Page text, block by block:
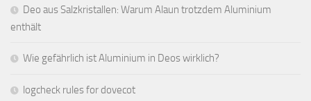
Deo aus Salzkristallen: Warum Alaun trotzdem Aluminium
enthält
Wie gefährlich ist Aluminium in Deos wirklich?
logcheck rules for dovecot